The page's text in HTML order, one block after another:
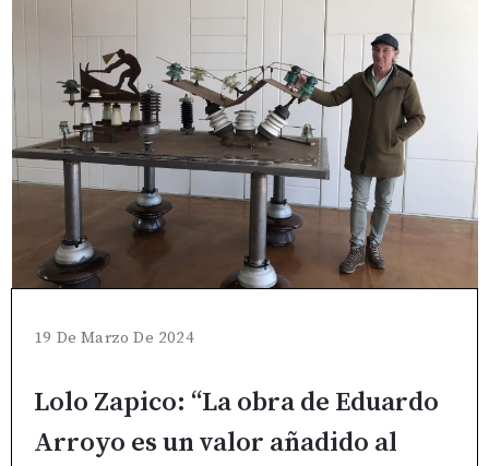
19 De Marzo De 2024
Lolo Zapico: “La obra de Eduardo
Arroyo es un valor añadido al